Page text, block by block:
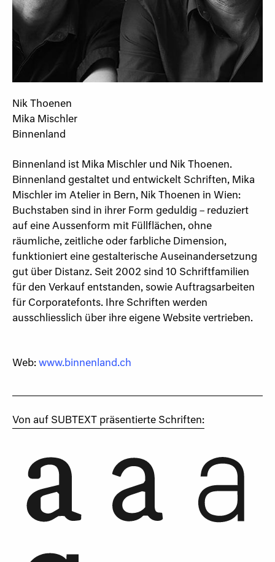
Nik Thoenen
Mika Mischler
Binnenland
Binnenland ist Mika Mischler und Nik Thoenen.
Binnenland gestaltet und entwickelt Schriften, Mika
Mischler im Atelier in Bern, Nik Thoenen in Wien:
Buchstaben sind in ihrer Form geduldig – reduziert
auf eine Aussenform mit Füllflächen, ohne
räumliche, zeitliche oder farbliche Dimension,
funktioniert eine gestalterische Auseinandersetzung
gut über Distanz. Seit 2002 sind 10 Schriftfamilien
für den Verkauf entstanden, sowie Auftragsarbeiten
für Corporatefonts. Ihre Schriften werden
ausschliesslich über ihre eigene Website vertrieben.
Web: www.binnenland.ch
Von auf SUBTEXT präsentierte Schriften: